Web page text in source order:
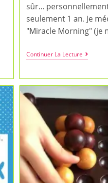
sûr...
seulement 1 an. Je
"Miracle Morning" (je
Continuer La Lecture
Pour
Enfants
:
Jeu